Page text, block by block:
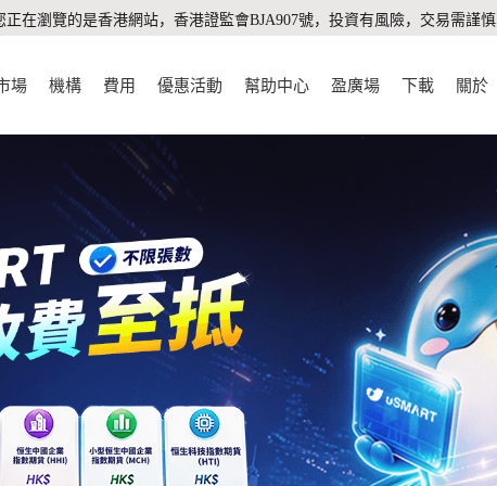
正在瀏覽的是香港網站，香港證監會BJA907號，投資有風險，交易需謹慎
場 機構 費用 優惠活動 幫助中心 盈廣場 下載 關於